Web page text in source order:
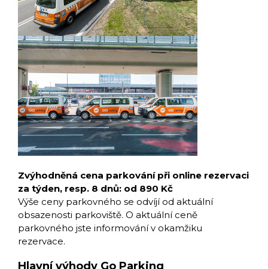
Zvýhodněná cena parkování při online rezervaci
za týden, resp. 8 dnů: od 890 Kč
Výše ceny parkovného se odvíjí od aktuální
obsazenosti parkoviště. O aktuální ceně
parkovného jste informování v okamžiku
rezervace.
Hlavní výhody Go Parking